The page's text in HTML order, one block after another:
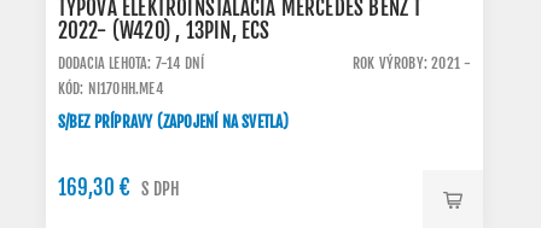
TYPOVÁ ELEKTROINŠTALÁCIA MERCEDES BENZ T
2022- (W420) , 13PIN, ECS
DODACIA LEHOTA: 7-14 DNÍ
ROK VÝROBY: 2021 -
KÓD: NI170HH.ME4
S/BEZ PRÍPRAVY (ZAPOJENÍ NA SVETLA)
169,30 € S DPH